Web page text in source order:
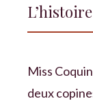
Miss
deux